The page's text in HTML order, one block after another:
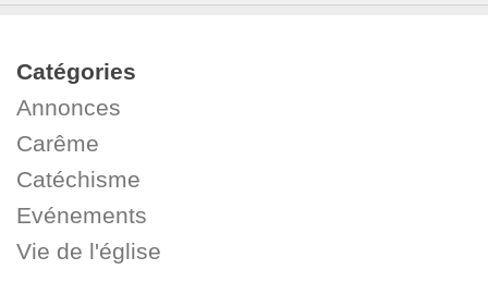
Catégories
Annonces
Carême
Catéchisme
Evénements
Vie de l'église